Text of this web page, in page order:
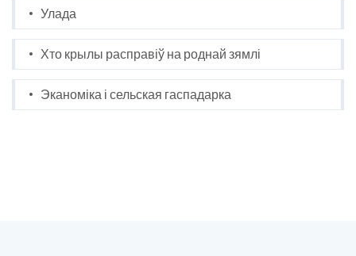
Улада
Хто крылы расправіў на роднай зямлі
Эканоміка і сельская гаспадарка